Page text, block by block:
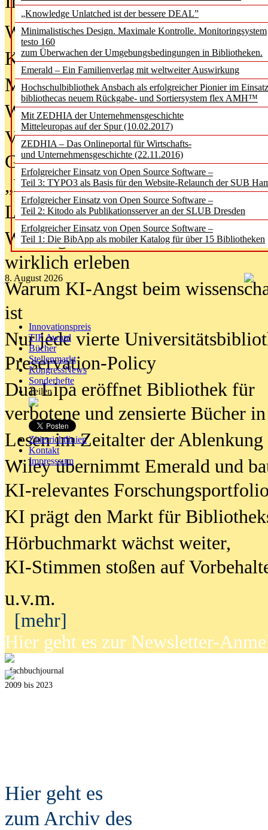
„Knowledge Unlatched ist der bessere DEAL”
Minimalistisches Design. Maximale Kontrolle. Monitoringsystem
testo 160
zum Überwachen der Umgebungsbedingungen in Bibliotheken.
Emerald – Ein Familienverlag mit weltweiter Auswirkung
Hochschulbibliothek Ansbach als erfolgreicher Pionier im
bibliothecas neuem Rückgabe- und Sortiersystem flex AMH™
Mit ZEDHIA der Unternehmensgeschichte
Mitteleuropas auf der Spur (10.02.2017)
ZEDHIA – Das Onlineportal für Wirtschafts-
und Unternehmensgeschichte (22.11.2016)
Erfolgreicher Einsatz von Open Source Software –
Teil 3: TYPO3 als Basis für den Website-Relaunch der SUB
Erfolgreicher Einsatz von Open Source Software –
Teil 2: Kitodo als Publikationsserver an der SLUB Dresden
Erfolgreicher Einsatz von Open Source Software –
Teil 1: Die BibApp als mobiler Katalog für über 15 Bibliotheken
8. August 2026
Innovationspreis
TIP Award
Bücher
Stellenmarkt
KongressNews
Sonderhefte
Teilen
Zitierrichtlinien
Kontakt
Impresssum
Was Hochschul­bibliotheken von
Kinder in der digitalen Welt
Metadaten als Infrastruktur
Wenn Bots katalogisieren
Von Abschlusskleidern bis
Geisterjagd-Ausrüstung in der
„Library of Things“ unterwegs
Lesen als Infrastrukturaufgabe
Wie Jugendliche Social Media
wirklich erleben
Warum KI-Angst beim
ist
Nur jede vierte
Preservation-Policy
Dua Lipa eröffnet Bibliothek für
verbotene und zensierte Bücher
Lesen im Zeitalter der Ablenkung
Wiley übernimmt Emerald und
KI-relevantes
KI prägt den Markt für
Hörbuchmarkt wächst weiter,
KI-Stimmen stoßen auf
u.v.m.
[mehr]
Hier geht es zur Newsletter-
fachbuchjournal
2009 bis 2023
Hier geht es
zum Archiv des